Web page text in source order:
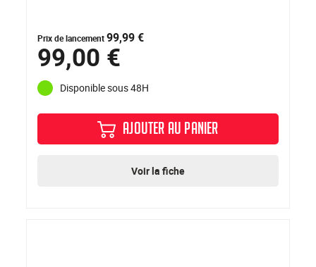
Prix de lancement99,99 €
99,00 €
Disponible sous 48H
AJOUTER AU PANIER
Voir la fiche